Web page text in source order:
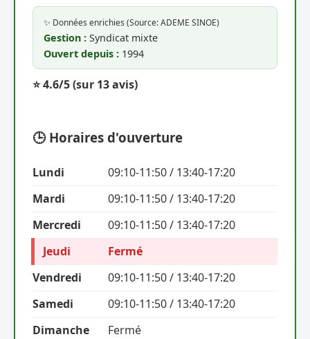
✨ Données enrichies (Source: ADEME SINOE)
Gestion : Syndicat mixte
Ouvert depuis : 1994
⭐ 4.6/5(sur 13 avis)
🕒 Horaires d'ouverture
Lundi
09:10-11:50 / 13:40-17:20
Mardi
09:10-11:50 / 13:40-17:20
Mercredi
09:10-11:50 / 13:40-17:20
Jeudi
Fermé
Vendredi
09:10-11:50 / 13:40-17:20
Samedi
09:10-11:50 / 13:40-17:20
Dimanche
Fermé